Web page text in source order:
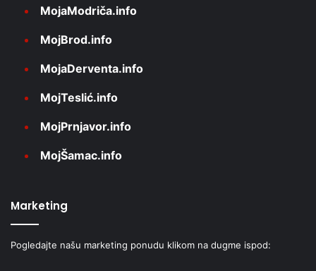
MojaModriča.info
MojBrod.info
MojaDerventa.info
MojTeslić.info
MojPrnjavor.info
MojŠamac.info
Marketing
Pogledajte našu marketing ponudu klikom na dugme ispod: